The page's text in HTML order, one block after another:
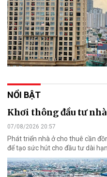
NỔI BẬT
Khơi thông đầu tư
07/08/2026 20:57
Phát triển nhà ở cho thuê cần
để tạo sức hút cho đầu tư dài hạn.